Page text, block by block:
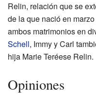
Relin, relación que se
de la que nació en
ambos matrimonios en
Schell, Immy y Carl
hija Marie Teréese Relin.
Opiniones